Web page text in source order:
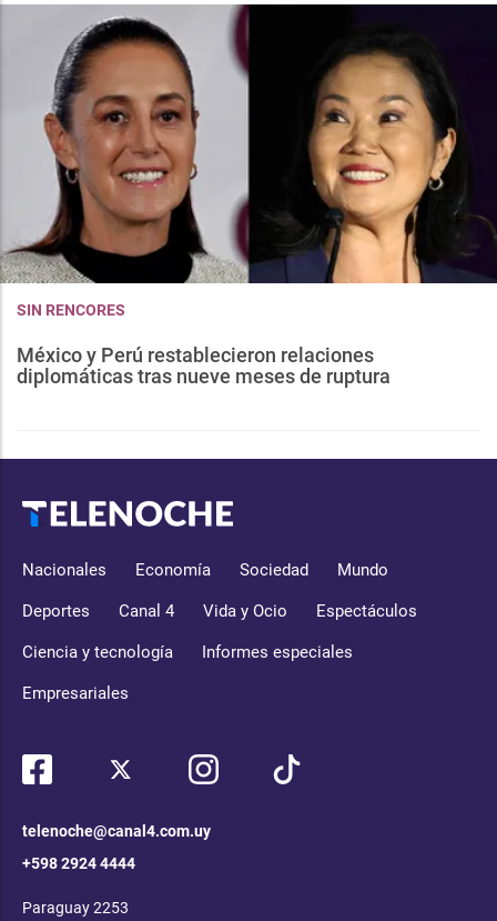
SIN RENCORES
México y Perú restablecieron relaciones
diplomáticas tras nueve meses de ruptura
Nacionales Economía Sociedad Mundo
Deportes Canal 4 Vida y Ocio Espectáculos
Ciencia y tecnología Informes especiales
Empresariales
telenoche@canal4.com.uy
+598 2924 4444
Paraguay 2253